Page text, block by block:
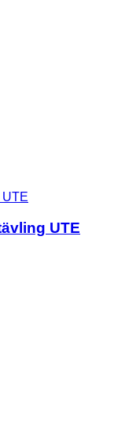
UTE